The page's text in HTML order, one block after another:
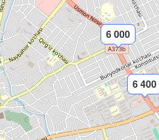
6 400
6 000